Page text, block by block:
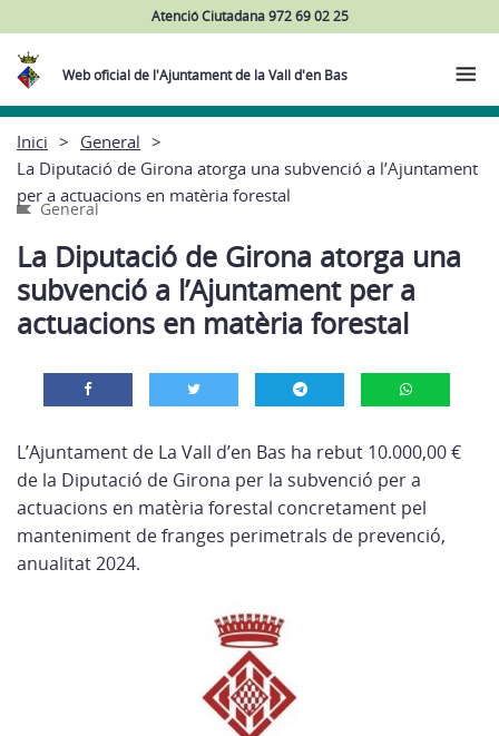
Atenció Ciutadana 972 69 02 25
Web oficial de l'Ajuntament de la Vall d'en Bas
Inici
General
La Diputació de Girona atorga una subvenció a l’Ajuntament
per a actuacions en matèria forestal
General
La Diputació de Girona atorga una
subvenció a l’Ajuntament per a
actuacions en matèria forestal
L’Ajuntament de La Vall d’en Bas ha rebut 10.000,00 €
de la Diputació de Girona per la subvenció per a
actuacions en matèria forestal concretament pel
manteniment de franges perimetrals de prevenció,
anualitat 2024.